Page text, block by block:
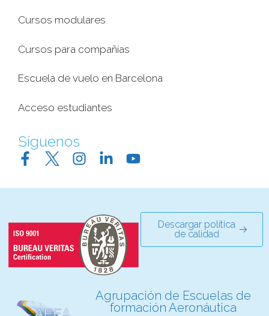
Cursos modulares
Cursos para compañías
Escuela de vuelo en Barcelona
Acceso estudiantes
Síguenos
Descargar política
de calidad
Agrupación de Escuelas de
formación Aeronáutica